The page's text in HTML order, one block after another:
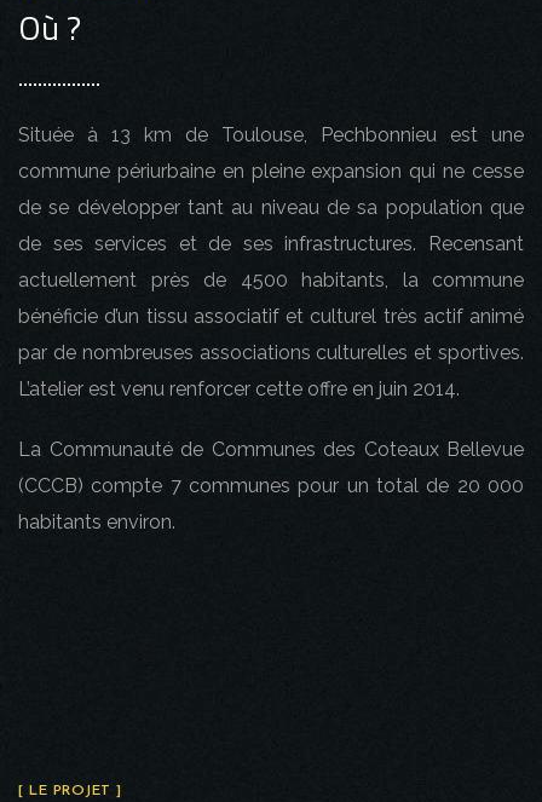
Où ?
Située à 13 km de Toulouse, Pechbonnieu est une
commune périurbaine en pleine expansion qui ne cesse
de se développer tant au niveau de sa population que
de ses services et de ses infrastructures. Recensant
actuellement près de 4500 habitants, la commune
bénéficie d’un tissu associatif et culturel très actif animé
par de nombreuses associations culturelles et sportives.
L’atelier est venu renforcer cette offre en juin 2014.
La Communauté de Communes des Coteaux Bellevue
(CCCB) compte 7 communes pour un total de 20 000
habitants environ.
[ LE PROJET ]